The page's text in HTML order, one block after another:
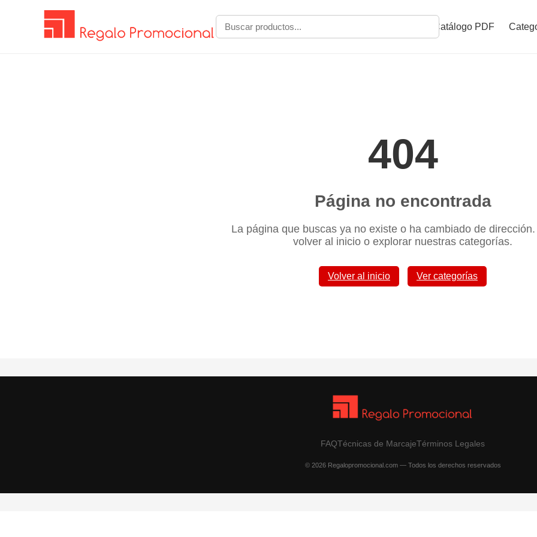
Catálogo PDF
404
Página no encontrada
La página que buscas ya no existe o ha cambiado de
volver al inicio o explorar nuestras categorías.
Volver al inicio Ver categorías
FAQTécnicas de MarcajeTérminos Legales
© 2026 Regalopromocional.com — Todos los derechos reservados